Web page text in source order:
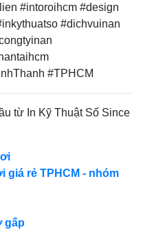
#intoroihcm #design
#dichvuinan
#TPHCM
từ In Kỹ Thuật Số Since
giá rẻ TPHCM - nhóm
gấp